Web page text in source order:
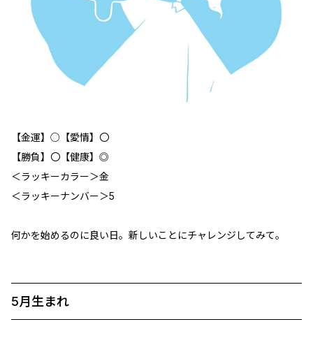
【金運】○【愛情】〇
【勝負】〇【健康】◎
＜ラッキーカラー＞金
＜ラッキーナンバー＞5
何かを始めるのに良い日。新しいことにチャレンジしてみて。
5月生まれ